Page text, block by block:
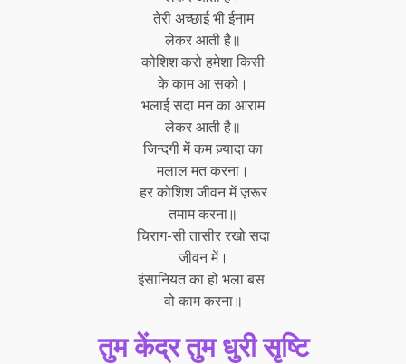
तेरी अच्छाई भी ईनाम
लेकर आती है॥
कोशिश करो हमेशा किसी
के काम आ सको।
भलाई सदा मन का आराम
लेकर आती है॥
जिन्दगी में कम ज़्यादा का
मलाल मत करना।
हर कोशिश जीवन में ज़रूर
तमाम करना॥
चिराग-सी तासीर रखो सदा
जीवन में।
इंसानियत का हो भला बस
वो काम करना॥
तुम केंद्र तुम धुरी सृष्टि